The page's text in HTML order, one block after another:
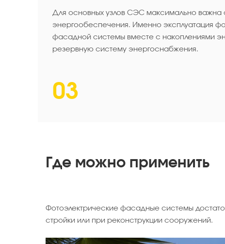
Для основных узлов СЭС максимально важна
энергообеспечения. Именно эксплуатация
фасадной системы вместе с накоплениями
резервную систему энергоснабжения.
03
Где можно применить
Фотоэлектрические фасадные системы
стройки или при реконструкции сооружений.